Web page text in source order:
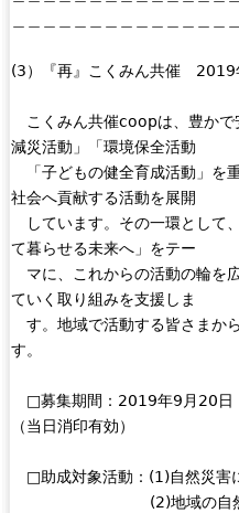
(3）『再』こくみん共催
こくみん共催coopは、豊かで
減災活動」「環境保全活動
「子どもの健全育成活動」を
社会へ貢献する活動を展開
しています。その一環として
て暮らせる未来へ」をテー
マに、これからの活動の輪を
ていく取り組みを支援しま
す。地域で活動する皆さまか
す。
□募集期間：2019年9月20日
（当日消印有効）
□助成対象活動：(1)自然災害
(2)地域の自然環境